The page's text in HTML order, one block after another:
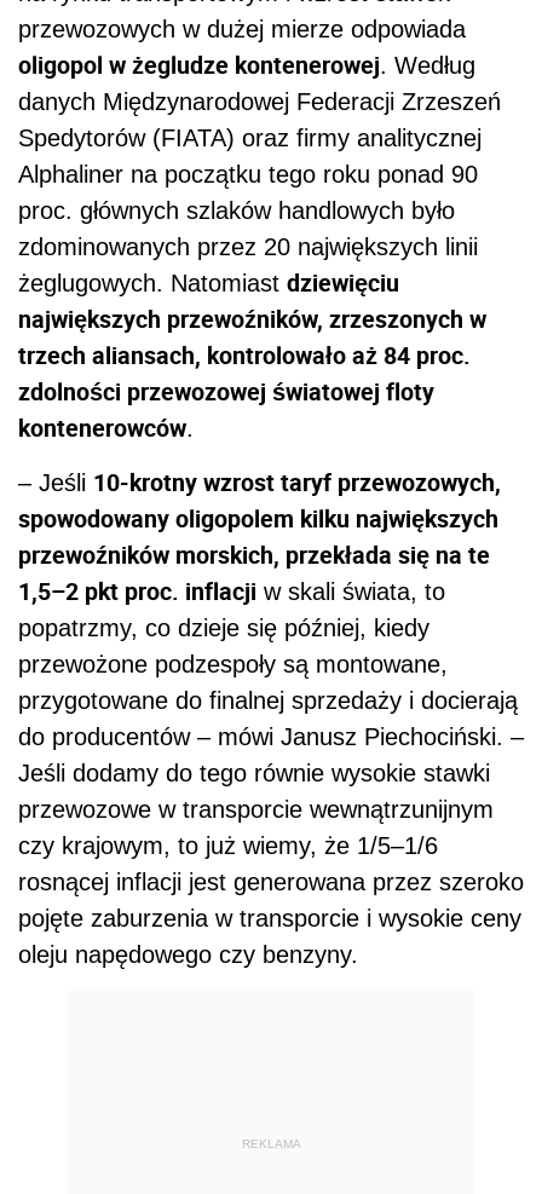
trzech aliansach, kontrolowało aż 84 proc.
zdolności przewozowej światowej floty
kontenerowców
– Jeśli10-krotny wzrost taryf przewozowych,
spowodowany oligopolem kilku największych
przewoźników morskich, przekłada się na te
1,5–2 pkt proc. inflacji w skali świata, to
popatrzmy, co dzieje się później, kiedy
przewożone podzespoły są montowane,
przygotowane do finalnej sprzedaży i docierają
do producentów – mówi Janusz Piechociński. –
Jeśli dodamy do tego równie wysokie stawki
przewozowe w transporcie wewnątrzunijnym
czy krajowym, to już wiemy, że 1/5–1/6
rosnącej inflacji jest generowana przez szeroko
pojęte zaburzenia w transporcie i wysokie ceny
oleju napędowego czy benzyny.
REKLAMA